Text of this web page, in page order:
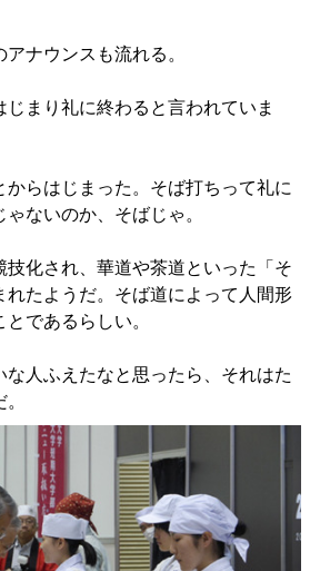
ナウンスも流れる。
じまり礼に終わると言われていま
からはじまった。そば打ちって礼に
ないのか、そばじゃ。
技化され、華道や茶道といった「そ
れたようだ。そば道によって人間形
であるらしい。
な人ふえたなと思ったら、それはた